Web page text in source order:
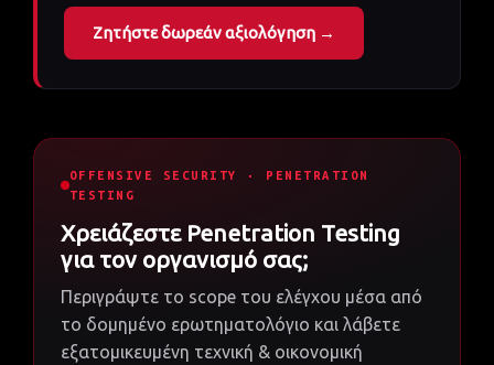
Ζητήστε δωρεάν αξιολόγηση →
OFFENSIVE SECURITY · PENETRATION
TESTING
Χρειάζεστε Penetration Testing
για τον οργανισμό σας;
Περιγράψτε το scope του ελέγχου μέσα από
το δομημένο ερωτηματολόγιο και λάβετε
εξατομικευμένη τεχνική & οικονομική